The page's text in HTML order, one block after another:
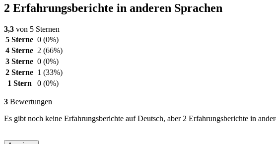
2 Erfahrungsberichte in anderen Sprachen
3,3 von 5 Sternen
5 Sterne 0 (0%)
4 Sterne 2 (66%)
3 Sterne 0 (0%)
2 Sterne 1 (33%)
1 Stern
0 (0%)
3 Bewertungen
Es gibt noch keine Erfahrungsberichte auf Deutsch, aber 2 Erfahrungsberichte in